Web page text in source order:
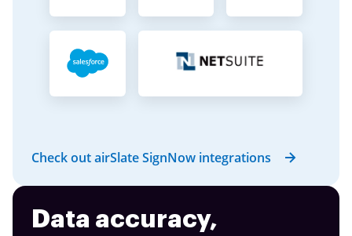
Check out airSlate SignNow integrations
Data accuracy,